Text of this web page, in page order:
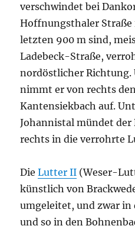
verschwindet bei
Hoffnungsthaler Straße
letzten 900 m sind,
Ladebeck-Straße,
nordöstlicher
nimmt er von rechts
Kantensiekbach auf.
Johannistal mündet der
rechts in die verrohrte
DieLutter II (Weser-
künstlich von
umgeleitet, und zwar
und so in den